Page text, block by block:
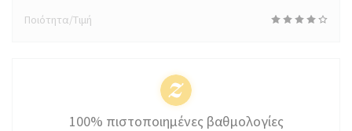
Ποιότητα/Τιμή
100% πιστοποιημένες βαθμολογίες